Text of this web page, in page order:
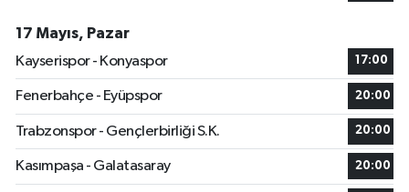
17 Mayıs, Pazar
Kayserispor - Konyaspor
17:00
Fenerbahçe - Eyüpspor 20:00
Trabzonspor - Gençlerbirliği S.K. 20:00
Kasımpaşa - Galatasaray 20:00